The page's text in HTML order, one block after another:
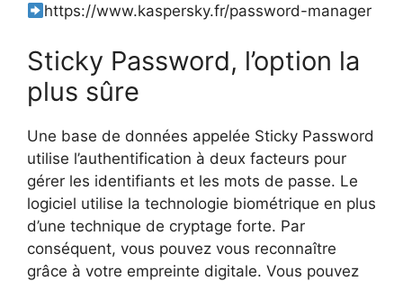
https://www.kaspersky.fr/password-manager
Sticky Password, l’option la
plus sûre
Une base de données appelée Sticky Password
utilise l’authentification à deux facteurs pour
gérer les identifiants et les mots de passe. Le
logiciel utilise la technologie biométrique en plus
d’une technique de cryptage forte. Par
conséquent, vous pouvez vous reconnaître
grâce à votre empreinte digitale. Vous pouvez